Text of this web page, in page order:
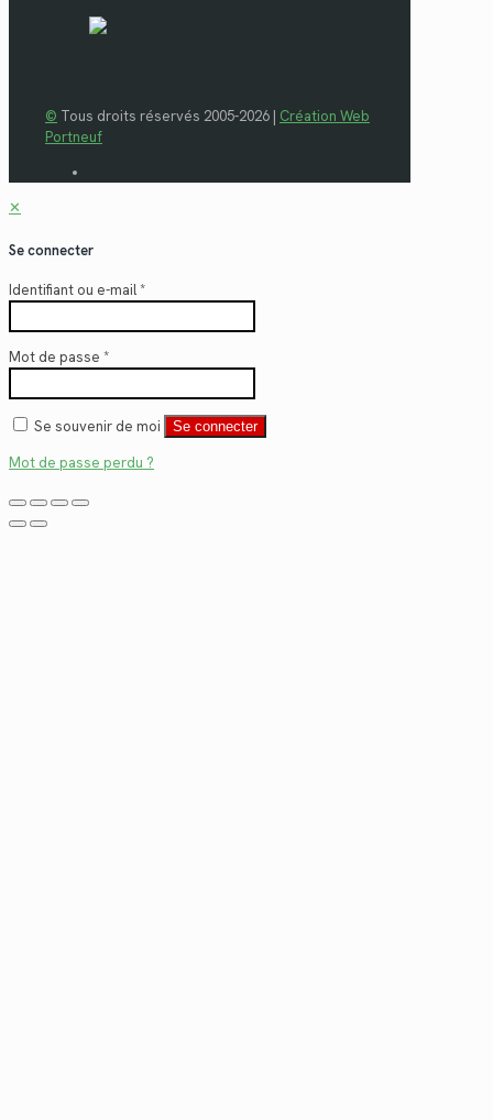
© Tous droits réservés 2005-2026 | Création Web
Portneuf
✕
Se connecter
Identifiant ou e-mail*
Mot de passe *
Se souvenir de moi Se connecter
Mot de passe perdu ?